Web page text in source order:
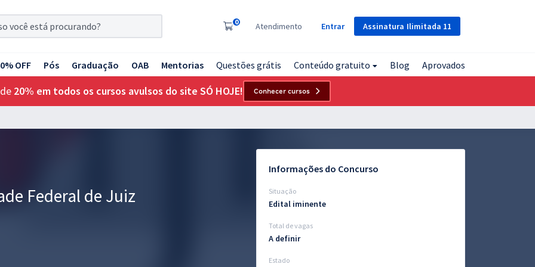
Assinatura Ilimitada 11
0 Atendimento Entrar
OFF Pós Graduação OAB Mentorias Questões grátis Conteúdo gratuito Blog Aprovados
20% em todos os cursos avulsos do site SÓ HOJE! Conhecer cursos
Federal de Juiz
Informações do Concurso
Situação
Edital iminente
Total de vagas
A definir
Estado